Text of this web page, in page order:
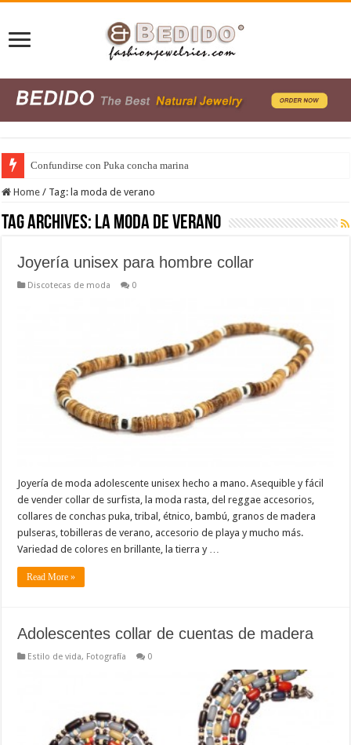
Confundirse con Puka concha marina
Home / Tag: la moda de verano
Tag Archives: la moda de verano
Joyería unisex para hombre collar
Discotecas de moda 0
Joyería de moda adolescente unisex hecho a mano. Asequible y fácil
de vender collar de surfista, la moda rasta, del reggae accesorios,
collares de conchas puka, tribal, étnico, bambú, granos de madera
pulseras, tobilleras de verano, accesorio de playa y mucho más.
Variedad de colores en brillante, la tierra y …
Read More »
Adolescentes collar de cuentas de madera
Estilo de vida, Fotografía 0